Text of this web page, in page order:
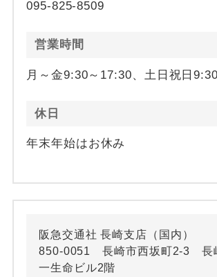
095-825-8509
営業時間
月～金9:30～17:30、土日祝日
休日
年末年始はお休み
阪急交通社 長崎支店（国内）
850-0051 長崎市西坂町2-3 長
一生命ビル2階